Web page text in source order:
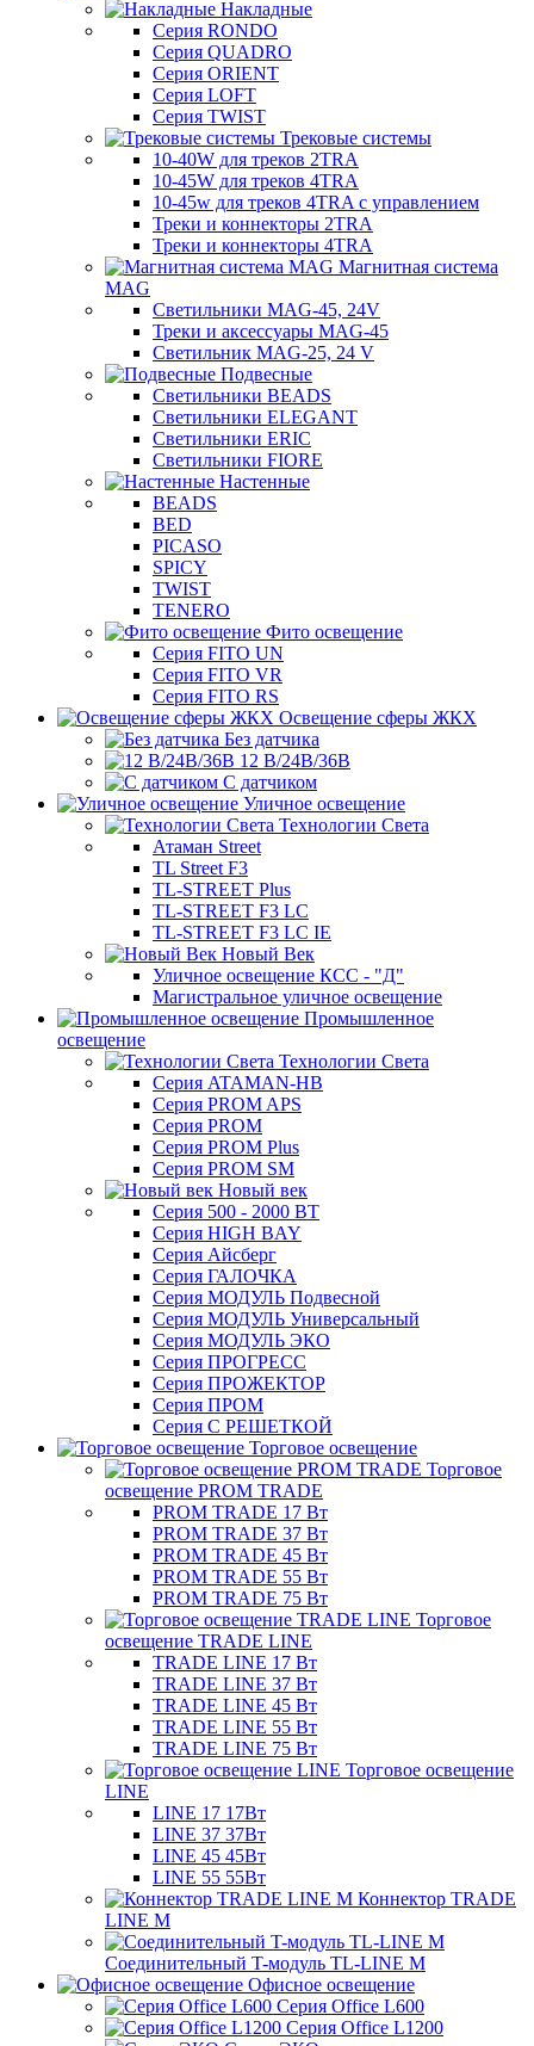
Накладные
Серия RONDO
Серия QUADRO
Серия ORIENT
Серия LOFT
Серия TWIST
Трековые системы
10-40W для треков 2TRA
10-45W для треков 4TRA
10-45w для треков 4TRA с управлением
Треки и коннекторы 2TRA
Треки и коннекторы 4TRA
Магнитная система
MAG
Светильники MAG-45, 24V
Треки и аксессуары MAG-45
Светильник MAG-25, 24 V
Подвесные
Светильники BEADS
Светильники ELEGANT
Светильники ERIC
Светильники FIORE
Настенные
BEADS
BED
PICASO
SPICY
TWIST
TENERO
Фито освещение
Серия FITO UN
Серия FITO VR
Серия FITO RS
Освещение сферы ЖКХ
Без датчика
12 В/24В/36В
С датчиком
Уличное освещение
Технологии Света
Атаман Street
TL Street F3
TL-STREET Plus
TL-STREET F3 LC
TL-STREET F3 LC IE
Новый Век
Уличное освещение КСС - "Д"
Магистральное уличное освещение
Промышленное
освещение
Технологии Света
Серия ATAMAN-HB
Серия PROM APS
Серия PROM
Серия PROM Plus
Серия PROM SM
Новый век
Серия 500 - 2000 ВТ
Серия HIGH BAY
Серия Айсберг
Серия ГАЛОЧКА
Серия МОДУЛЬ Подвесной
Серия МОДУЛЬ Универсальный
Серия МОДУЛЬ ЭКО
Серия ПРОГРЕСС
Серия ПРОЖЕКТОР
Серия ПРОМ
Серия С РЕШЕТКОЙ
Торговое освещение
Торговое
освещение PROM TRADE
PROM TRADE 17 Вт
PROM TRADE 37 Вт
PROM TRADE 45 Вт
PROM TRADE 55 Вт
PROM TRADE 75 Вт
Торговое
освещение TRADE LINE
TRADE LINE 17 Вт
TRADE LINE 37 Вт
TRADE LINE 45 Вт
TRADE LINE 55 Вт
TRADE LINE 75 Вт
Торговое освещение
LINE
LINE 17 17Вт
LINE 37 37Вт
LINE 45 45Вт
LINE 55 55Вт
Коннектор TRADE
LINE M
Соединительный T-модуль TL-LINE M
Офисное освещение
Серия Office L600
Серия Office L1200